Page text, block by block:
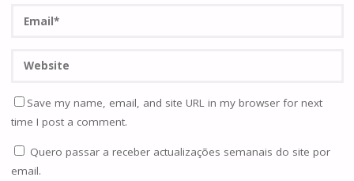
Save my name, email, and site URL in my browser for next
time I post a comment.
Quero passar a receber actualizações semanais do site por
email.